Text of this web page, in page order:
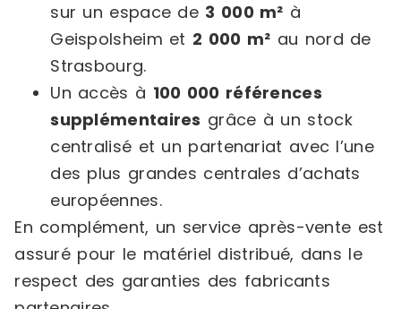
sur un espace de 3 000 m² à
Geispolsheim et 2 000 m² au nord de
Strasbourg.
Un accès à 100 000 références
supplémentaires grâce à un stock
centralisé et un partenariat avec l’une
des plus grandes centrales d’achats
européennes.
En complément, un service après-vente est
assuré pour le matériel distribué, dans le
respect des garanties des fabricants